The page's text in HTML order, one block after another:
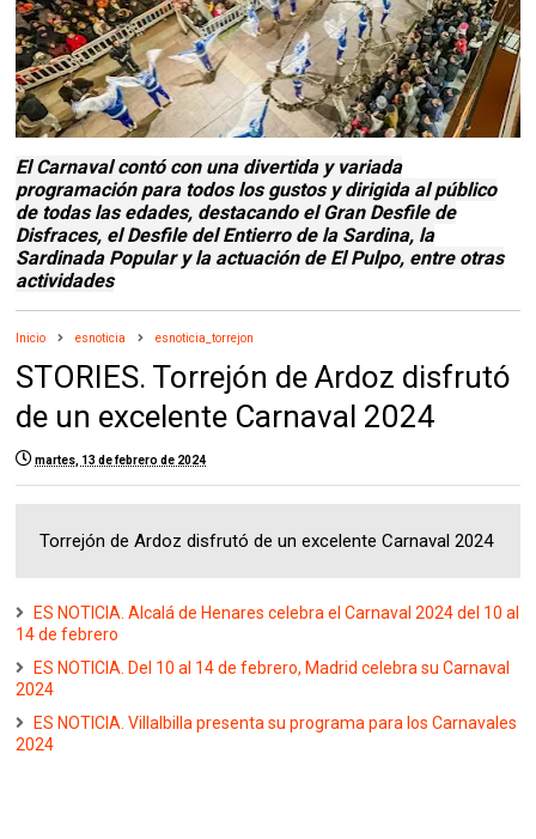
El Carnaval contó con una divertida y variada
programación para todos los gustos y dirigida al público
de todas las edades, destacando el Gran Desfile de
Disfraces, el Desfile del Entierro de la Sardina, la
Sardinada Popular y la actuación de El Pulpo, entre otras
actividades
Inicio esnoticia esnoticia_torrejon
STORIES. Torrejón de Ardoz disfrutó
de un excelente Carnaval 2024
martes, 13 de febrero de 2024
Torrejón de Ardoz disfrutó de un excelente Carnaval 2024
ES NOTICIA. Alcalá de Henares celebra el Carnaval 2024 del 10 al
14 de febrero
ES NOTICIA. Del 10 al 14 de febrero, Madrid celebra su Carnaval
2024
ES NOTICIA. Villalbilla presenta su programa para los Carnavales
2024